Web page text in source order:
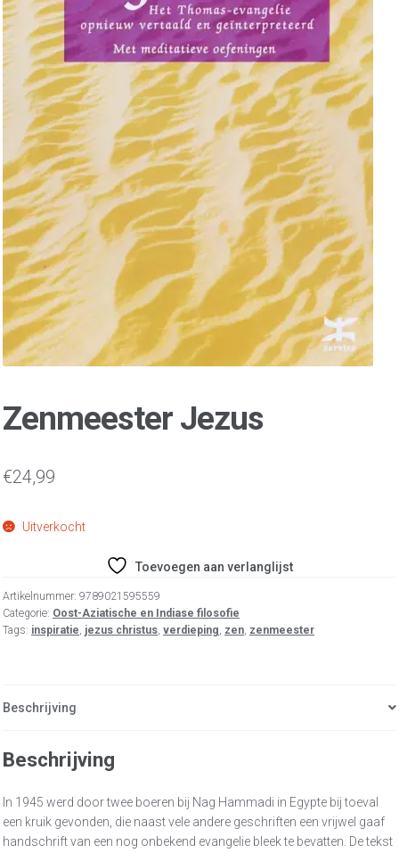
Zenmeester Jezus
€24,99
Uitverkocht
Toevoegen aan verlanglijst
Artikelnummer: 9789021595559
Categorie: Oost-Aziatische en Indiase filosofie
Tags: inspiratie, jezus christus, verdieping, zen, zenmeester
Beschrijving
Beschrijving
In 1945 werd door twee boeren bij Nag Hammadi in Egypte bij toeval
een kruik gevonden, die naast vele andere geschriften een vrijwel gaaf
handschrift van een nog onbekend evangelie bleek te bevatten. De tekst